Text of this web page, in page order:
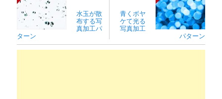
水玉が散
布する写
真加工パ
ターン
青くボヤ
ケて光る
写真加工
パターン